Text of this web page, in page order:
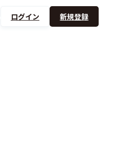
ログイン 新規登録